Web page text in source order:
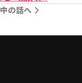
の話へ